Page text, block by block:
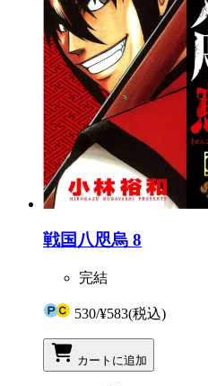
戦国八咫烏 8
完結
530/¥583(税込)
カートに追加